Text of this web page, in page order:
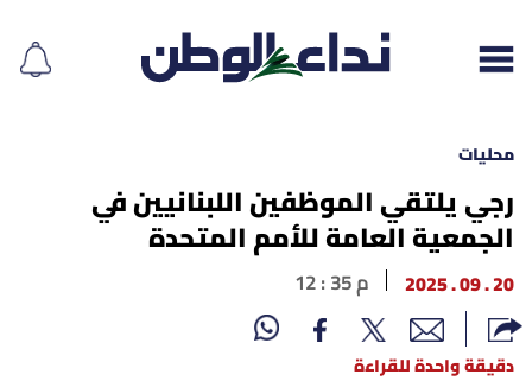
إقرأ الجريدة
لبنان
الغلاف
محليات
رجي يلتقي الموظفين اللبنانيين في
الجمعية العامة للأمم المتحدة
20 . 09 . 2025 12 : 35 م
دقيقة واحدة للقراءة